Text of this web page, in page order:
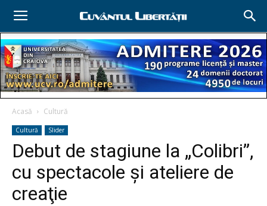
Acasă Cultură
Cultură Slider
Debut de stagiune la „Colibri”,
cu spectacole şi ateliere de
creaţie